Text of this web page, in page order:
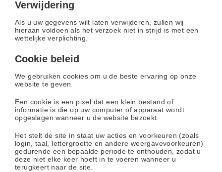
Verwijdering
Als u uw gegevens wilt laten verwijderen, zullen wij
hieraan voldoen als het verzoek niet in strijd is met een
wettelijke verplichting.
Cookie beleid
We gebruiken cookies om u de beste ervaring op onze
website te geven.
Een cookie is een pixel dat een klein bestand of
informatie is die op uw computer of apparaat wordt
opgeslagen wanneer u de website bezoekt.
Het stelt de site in staat uw acties en voorkeuren (zoals
login, taal, lettergrootte en andere weergavevoorkeuren)
gedurende een bepaalde periode te onthouden, zodat u
deze niet elke keer hoeft in te voeren wanneer u
terugkeert naar de site.